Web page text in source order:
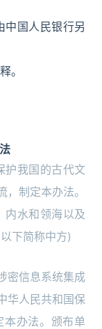
中国人民银行另
。
护我国的古代文
制定本办法。
内水和领海以及
下简称中方)
密信息系统集成
华人民共和国保
本办法。颁布单